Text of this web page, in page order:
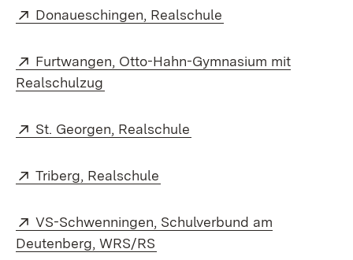
Extern:
Donaueschingen, Realschule
Extern:
Furtwangen, Otto-Hahn-Gymnasium mit
Realschulzug
Extern:
St. Georgen, Realschule
Extern:
Triberg, Realschule
Extern:
VS-Schwenningen, Schulverbund am
Deutenberg, WRS/RS